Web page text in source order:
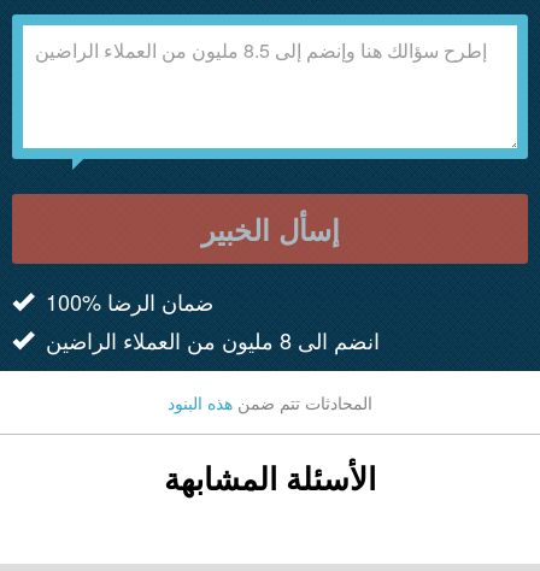
إسأل الخبير
100% ضمان الرضا
انضم الى 8 مليون من العملاء الراضين
المحادثات تتم ضمن هذه البنود
الأسئلة المشابهة